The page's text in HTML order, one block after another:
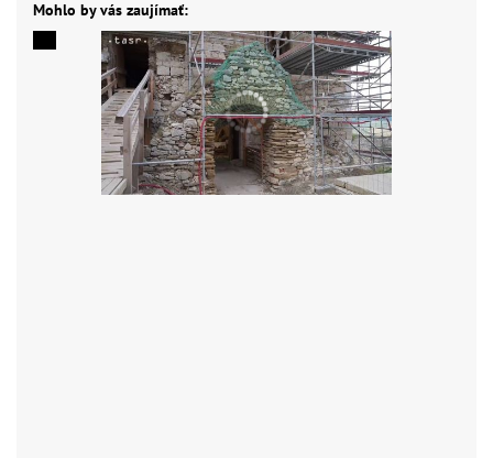
Mohlo by vás zaujímať: